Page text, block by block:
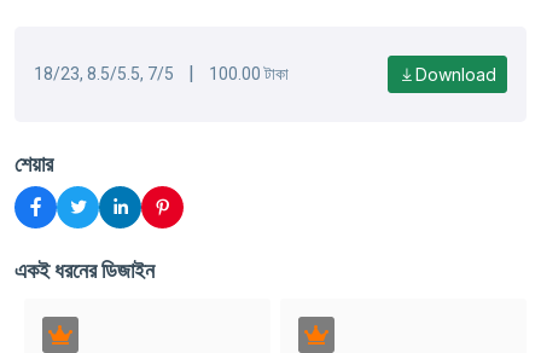
18/23, 8.5/5.5, 7/5 100.00 টাকা Download
শেয়ার
একই ধরনের ডিজাইন